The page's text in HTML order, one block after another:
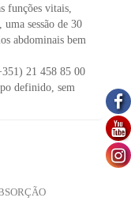
funções vitais,
sessão de 30
abdominais bem
21 458 85 00
definido, sem